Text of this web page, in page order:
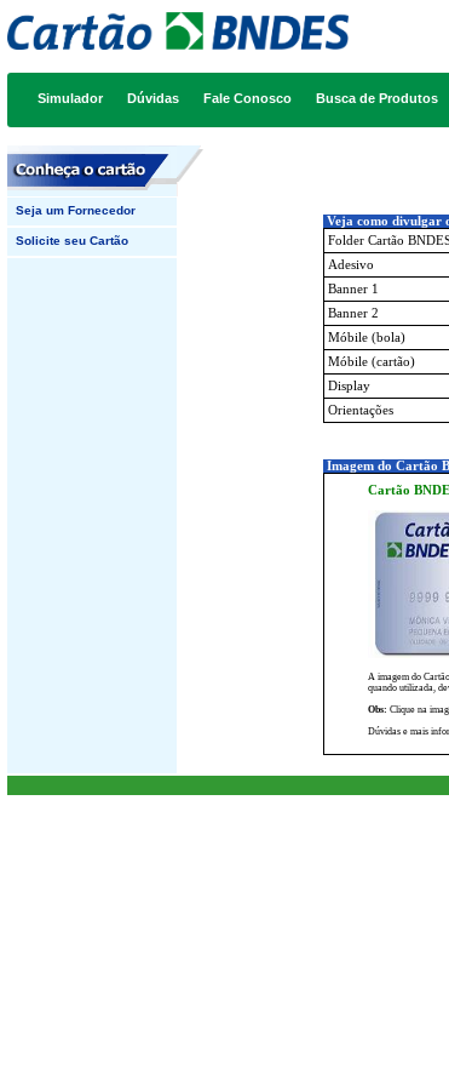
Simulador Dúvidas Fale Conosco Busca de Produtos
Seja um Fornecedor
Solicite seu Cartão
Veja como divulgar
Folder Cartão
Adesivo
Banner 1
Banner 2
Móbile (bola)
Móbile (cartão)
Display
Orientações
Imagem do Cartão
Cartão
A imagem do
quando utilizada,
Obs: Clique na
Dúvidas e mais